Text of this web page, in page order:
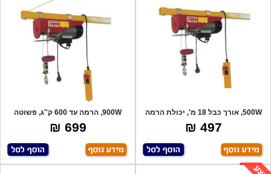
500W, אורך כבל 18 מ', יכולת הרמה
125 ק"ג
497 ₪
900W, הרמה עד 600 ק''ג, פשוטה
לתליה ולהפ
699 ₪